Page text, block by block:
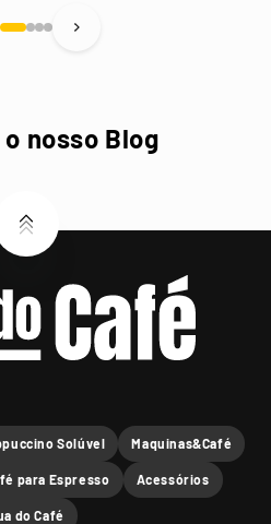
nosso Blog
Solúvel Maquinas&Café
para Espresso Acessórios
do Café